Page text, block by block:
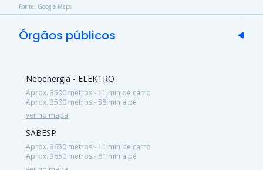
Fonte: Google Maps
Órgãos públicos
Neoenergia - ELEKTRO
Aprox. 3500 metros - 11 min de carro
Aprox. 3500 metros - 58 min a pé
ver no mapa
SABESP
Aprox. 3650 metros - 11 min de carro
Aprox. 3650 metros - 61 min a pé